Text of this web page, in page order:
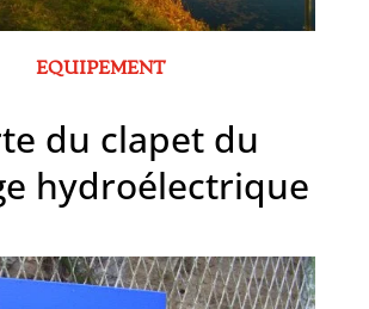
EQUIPEMENT
du clapet du
hydroélectrique